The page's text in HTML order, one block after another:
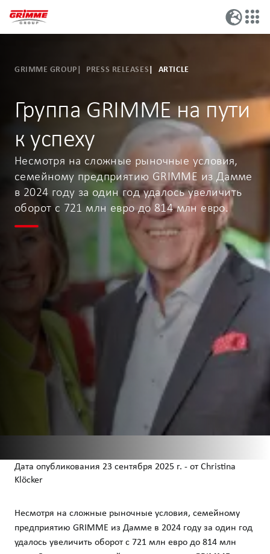
GRIMME GROUP PRESS RELEASES ARTICLE
Группа GRIMME на пути
к успеху
Несмотря на сложные рыночные условия,
семейному предприятию GRIMME из Дамме
в 2024 году за один год удалось увеличить
оборот с 721 млн евро до 814 млн евро.
Дата опубликования 23 сентября 2025 г. -отChristina
Klöcker
Несмотря на сложные рыночные условия, семейному
предприятию GRIMME из Дамме в 2024 году за один год
удалось увеличить оборот с 721 млн евро до 814 млн